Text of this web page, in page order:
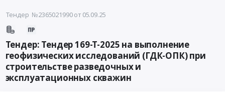
Тендер №2365021990от 05.09.25
Тендер: Тендер 169-Т-2025 на выполнение
геофизических исследований (ГДК-ОПК) при
строительстве разведочных и
эксплуатационных скважин